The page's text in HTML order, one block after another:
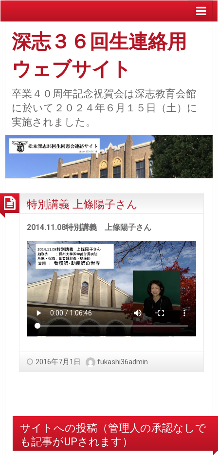
深志３６回生連絡用
ウェブサイト
卒業４０周年記念祝賀会は深志教育会館
に於いて２０２４年６月１５日（土）に
実施されました。
特別講義 上條陽子さん
2014.11.08特別講義 上條陽子さん
2016年7月1日 fukashi36admin
サイトへの投稿（管理人の承認なしで
も記事がUPされます）